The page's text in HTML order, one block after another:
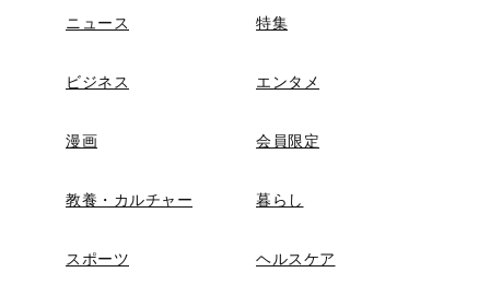
ニュース 特集
ビジネス エンタメ
漫画 会員限定
教養・カルチャー 暮らし
スポーツ ヘルスケア